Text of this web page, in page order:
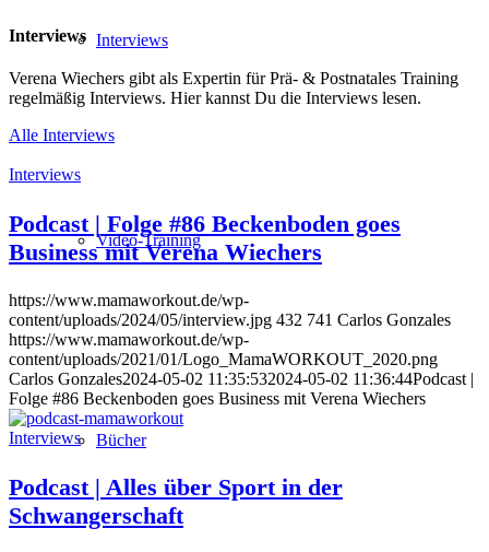
Interviews
Video-Training
Bücher
Interviews
Verena Wiechers gibt als Expertin für Prä- & Postnatales Training
regelmäßig Interviews. Hier kannst Du die Interviews lesen.
Alle Interviews
Interviews
Podcast | Folge #86 Beckenboden goes
Business mit Verena Wiechers
https://www.mamaworkout.de/wp-
content/uploads/2024/05/interview.jpg 432 741 Carlos Gonzales
https://www.mamaworkout.de/wp-
content/uploads/2021/01/Logo_MamaWORKOUT_2020.png
Carlos Gonzales2024-05-02 11:35:532024-05-02 11:36:44Podcast |
Folge #86 Beckenboden goes Business mit Verena Wiechers
Interviews
Podcast | Alles über Sport in der
Schwangerschaft